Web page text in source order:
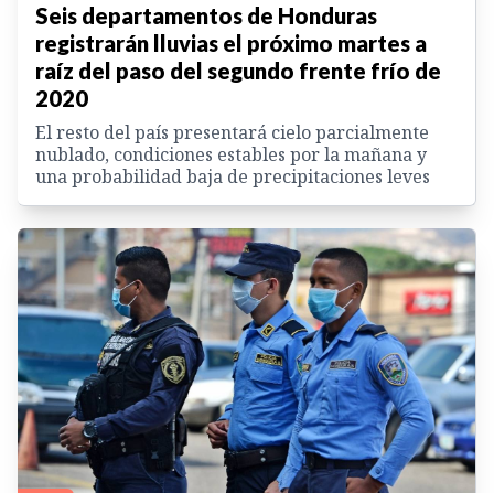
Seis departamentos de Honduras
registrarán lluvias el próximo martes a
raíz del paso del segundo frente frío de
2020
El resto del país presentará cielo parcialmente
nublado, condiciones estables por la mañana y
una probabilidad baja de precipitaciones leves